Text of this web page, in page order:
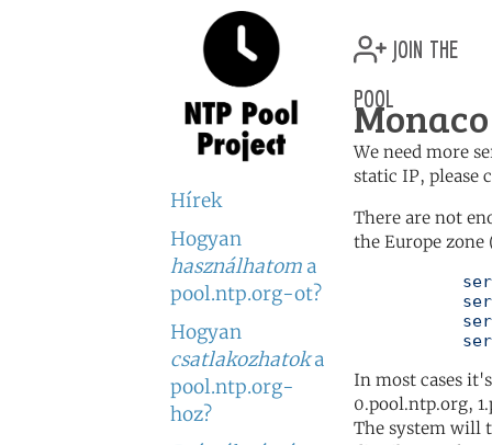
Hírek
Hogyan
használhatom a
pool.ntp.org-ot?
Hogyan
csatlakozhatoka
pool.ntp.org-
hoz?
join the
pool
We need more
static IP, please
There are not
the Europe
In most cases
0.pool.ntp.org,
The system will